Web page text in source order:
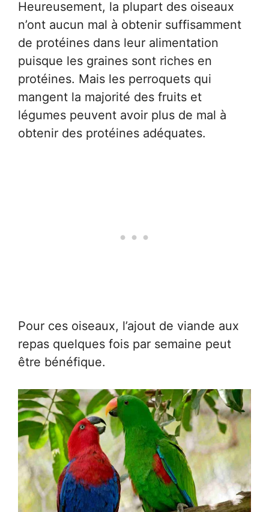
Heureusement, la plupart des oiseaux
n’ont aucun mal à obtenir suffisamment
de protéines dans leur alimentation
puisque les graines sont riches en
protéines. Mais les perroquets qui
mangent la majorité des fruits et
légumes peuvent avoir plus de mal à
obtenir des protéines adéquates.
Pour ces oiseaux, l’ajout de viande aux
repas quelques fois par semaine peut
être bénéfique.